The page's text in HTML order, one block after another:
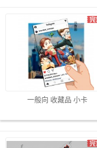
一般向 收藏品 小卡